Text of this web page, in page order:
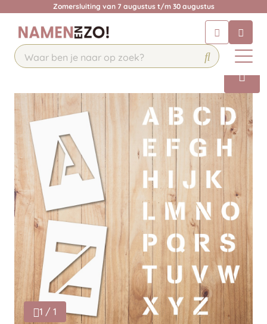
Zomersluiting van 7 augustus t/m 30 augustus
Chat 24/7 met onze chatbot voor
hulp
Contact
1 / 1